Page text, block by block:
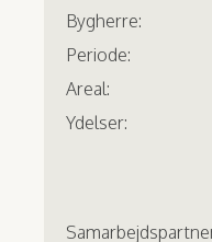
Bygherre:
Periode:
Areal:
Ydelser: